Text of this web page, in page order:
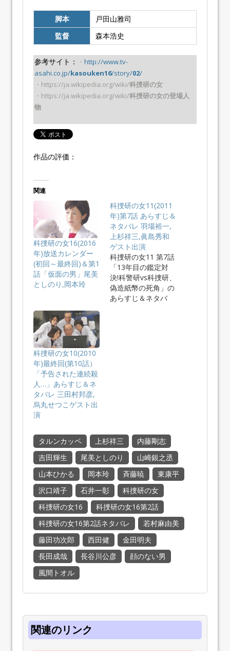
脚本
戸田山雅司
監督
森本浩史
参考サイト： ・ http://www.tv-
asahi.co.jp/kasouken16/story/02/
・https://ja.wikipedia.org/wiki/科捜研の女
・https://ja.wikipedia.org/wiki/科捜研の女の登場人
物
作品の評価：
関連
科捜研の女16(2016
年)放送カレンダー
(初回～最終回)＆第1
話「仮面の男」尾美
としのり,岡本玲
科捜研の女11(2011
年)第7話 あらすじ＆
ネタバレ 羽場裕一,
上杉祥三,眞島秀和
ゲスト出演
科捜研の女11 第7話
「13年目の鑑定対
決!科警研vs科捜研、
偽造紙幣の死角」の
あらすじ＆ネタバ
科捜研の女10(2010
年)最終回(第10話）
「予告された連続殺
人…」あらすじ＆ネ
タバレ 三田村邦彦,
烏丸せつこゲスト出
演
タルンカッペ 上杉祥三
内藤剛志
吉田輝生
尾美としのり
山崎銀之丞
山本ひかる
岡本玲 斉藤暁
東康平
沢口靖子
石井一彰
科捜研の女
科捜研の女16
科捜研の女16第2話
科捜研の女16第2話ネタバレ
若村麻由美
藤田功次郎
西田健
金田明夫
長田成哉
長谷川公彦
顔のない男
風間トオル
関連のリンク